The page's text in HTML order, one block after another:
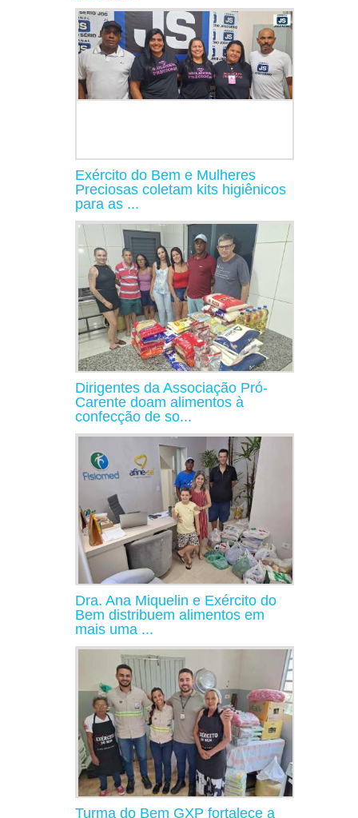
Exército do Bem e Mulheres
Preciosas coletam kits higiênicos
para as ...
Dirigentes da Associação Pró-
Carente doam alimentos à
confecção de so...
Dra. Ana Miquelin e Exército do
Bem distribuem alimentos em
mais uma ...
Turma do Bem GXP fortalece a